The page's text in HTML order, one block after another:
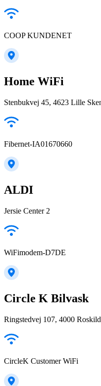
COOP KUNDENET
Home WiFi
Stenbukvej 45, 4623 Lille
Fibernet-IA01670660
ALDI
Jersie Center 2
WiFimodem-D7DE
Circle K Bilvask
Ringstedvej 107, 4000
CircleK Customer WiFi